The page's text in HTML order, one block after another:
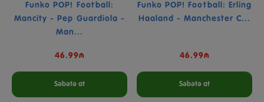
Funko POP! Football:
Mancity - Pep Guardiola -
Man...
46.99₼
Səbətə at
Funko POP! Football: Erling
Haaland - Manchester C...
46.99₼
Səbətə at